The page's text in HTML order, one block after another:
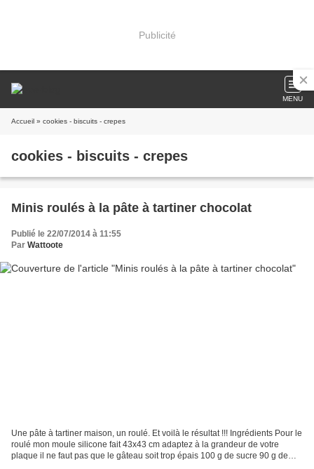
Publicité
MENU
Accueil » cookies - biscuits - crepes
cookies - biscuits - crepes
Minis roulés à la pâte à tartiner chocolat
Publié le 22/07/2014 à 11:55
Par Wattoote
Une pâte à tartiner maison, un roulé. Et voilà le résultat !!! Ingrédients Pour le
roulé mon moule silicone fait 43x43 cm adaptez à la grandeur de votre
plaque il ne faut pas que le gâteau soit trop épais 100 g de sucre 90 g de